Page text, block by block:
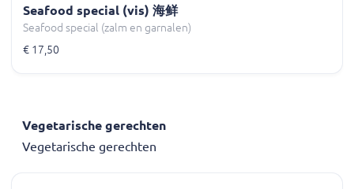
Seafood special (vis) 海鲜
Seafood special (zalm en garnalen)
€ 17,50
Vegetarische gerechten
Vegetarische gerechten